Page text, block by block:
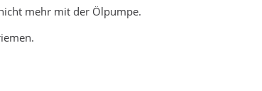
mehr mit der Ölpumpe.